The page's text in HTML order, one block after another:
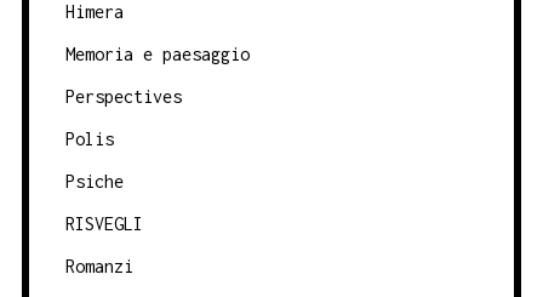
Himera
Memoria e paesaggio
Perspectives
Polis
Psiche
RISVEGLI
Romanzi